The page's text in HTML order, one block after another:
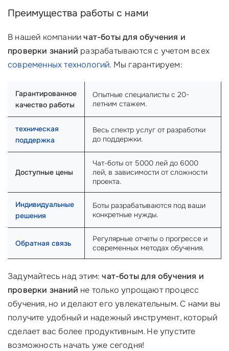
Преимущества работы с нами
В нашей компаниичат-боты для обучения и
проверки знаний разрабатываются с учетом всех
современных технологий. Мы гарантируем:
Гарантированное
качество работы
Опытные специалисты с 20-
летним стажем.
техническая
поддержка
Весь спектр услуг от разработки
до поддержки.
Доступные цены
Чат-боты от 5000 лей до 6000
лей, в зависимости от сложности
проекта.
Индивидуальные
решения
Боты разрабатываются под ваши
конкретные нужды.
Обратная связь
Регулярные отчеты о прогрессе и
современных методах обучения.
Задумайтесь над этим:чат-боты для обучения и
проверки знаний не только упрощают процесс
обучения, но и делают его увлекательным. С нами вы
получите удобный и надежный инструмент, который
сделает вас более продуктивным. Не упустите
возможность начать уже сегодня!